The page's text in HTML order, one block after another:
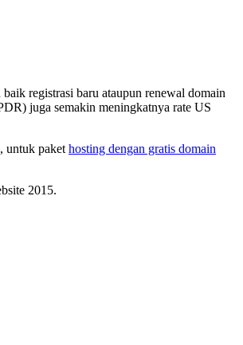
registrasi baru ataupun renewal domain
juga semakin meningkatnya rate US
untuk paket hosting dengan gratis domain
2015.